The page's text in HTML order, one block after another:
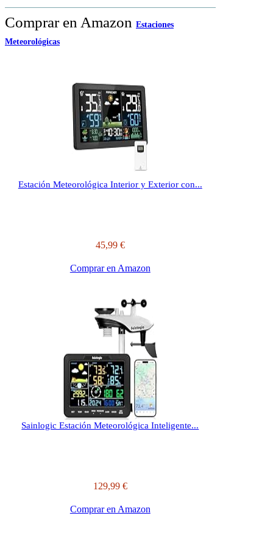
Comprar en Amazon Estaciones
Meteorológicas
Estación Meteorológica Interior y Exterior con...
45,99 €
Comprar en Amazon
Sainlogic Estación Meteorológica Inteligente...
129,99 €
Comprar en Amazon